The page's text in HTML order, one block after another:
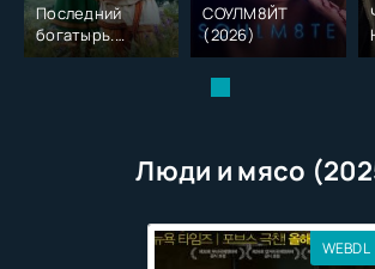
Последний
богатырь.
Колобок (2026)
СОУЛМ8ЙТ
(2026)
Люди и мясо
WEBDL